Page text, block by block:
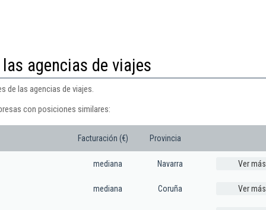
agencias de viajes
de las agencias de viajes.
con posiciones similares:
Facturación (€) Provincia
mediana Navarra Ver más
mediana Coruña Ver más